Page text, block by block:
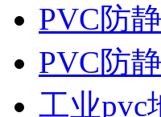
PVC防
PVC防
工业pvc